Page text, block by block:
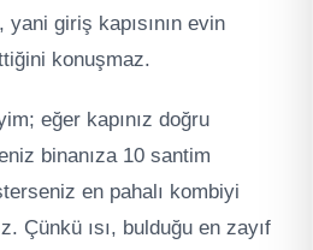
giriş kapısının evin
konuşmaz.
eğer kapınız doğru
binanıza 10 santim
en pahalı kombiyi
Çünkü ısı, bulduğu en zayıf